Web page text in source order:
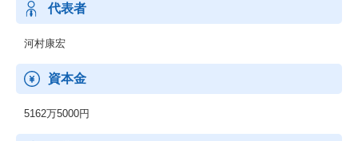
SP等web関連）の企画開発・制作・運営
◆日本プロサーフィン連盟 広報事業部
◆QuiCookingホームページ運営／全国本部
代表者
河村康宏
資本金
5162万5000円